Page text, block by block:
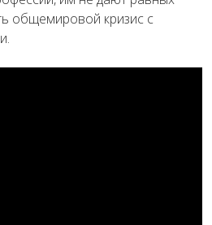
общемировой кризис с